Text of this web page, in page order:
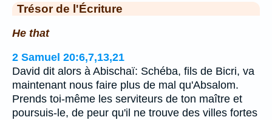
Trésor de l'Écriture
He that
2 Samuel 20:6,7,13,21
David dit alors à Abischaï: Schéba, fils de Bicri, va
maintenant nous faire plus de mal qu'Absalom.
Prends toi-même les serviteurs de ton maître et
poursuis-le, de peur qu'il ne trouve des villes fortes